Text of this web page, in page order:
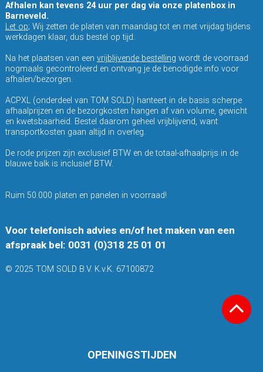
Afhalen kan tevens 24 uur per dag via onze platenbox in
Barneveld.
Let op; Wij zetten de platen van maandag tot en met vrijdag tijdens
werkdagen klaar, dus bestel op tijd.
Na het plaatsen van een vrijblijvende bestelling wordt de voorraad
nogmaals gecontroleerd en ontvang je de benodigde info voor
afhalen/bezorgen.
ACPXL (onderdeel van TOM SOLD) hanteert in de basis scherpe
afhaalprijzen en de bezorgkosten hangen af van volume, gewicht
en kwetsbaarheid. Bestel daarom geheel vrijblijvend, want
transportkosten gaan altijd in overleg.
De rode prijzen zijn exclusief BTW en de totaal-afhaalprijs in de
blauwe balk is inclusief BTW.
Ruim 50.000 platen en panelen in voorraad!
Voor telefonisch advies en/of het maken van een
afspraak bel: 0031 (0)318 25 01 01
© 2025 TOM SOLD B.V. K.v.K. 67100872
OPENINGSTIJDEN